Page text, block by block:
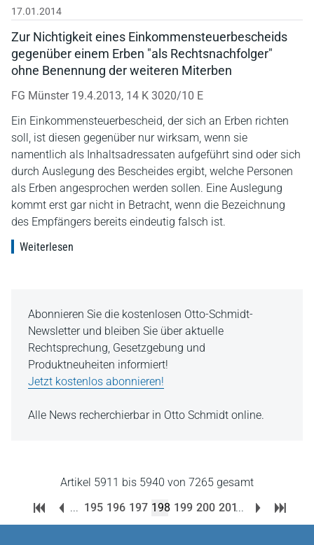
17.01.2014
Zur Nichtigkeit eines Einkommensteuerbescheids
gegenüber einem Erben "als Rechtsnachfolger"
ohne Benennung der weiteren Miterben
FG Münster 19.4.2013, 14 K 3020/10 E
Ein Einkommensteuerbescheid, der sich an Erben richten
soll, ist diesen gegenüber nur wirksam, wenn sie
namentlich als Inhaltsadressaten aufgeführt sind oder sich
durch Auslegung des Bescheides ergibt, welche Personen
als Erben angesprochen werden sollen. Eine Auslegung
kommt erst gar nicht in Betracht, wenn die Bezeichnung
des Empfängers bereits eindeutig falsch ist.
Weiterlesen
Abonnieren Sie die kostenlosen Otto-Schmidt-
Newsletter und bleiben Sie über aktuelle
Rechtsprechung, Gesetzgebung und
Produktneuheiten informiert!
Jetzt kostenlos abonnieren!
Alle News recherchierbar in Otto Schmidt online.
Artikel 5911 bis 5940 von 7265 gesamt
... 195 196 197 198 199 200 201...